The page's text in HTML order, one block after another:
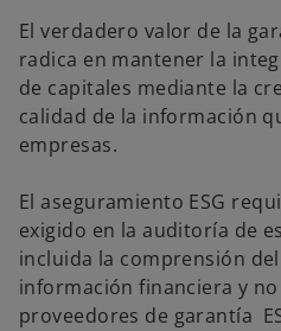
El verdadero valor de la
radica en mantener la
de capitales mediante la
calidad de la información
empresas.
El aseguramiento ESG
exigido en la auditoría de
incluida la comprensión
información financiera y
proveedores de garantía